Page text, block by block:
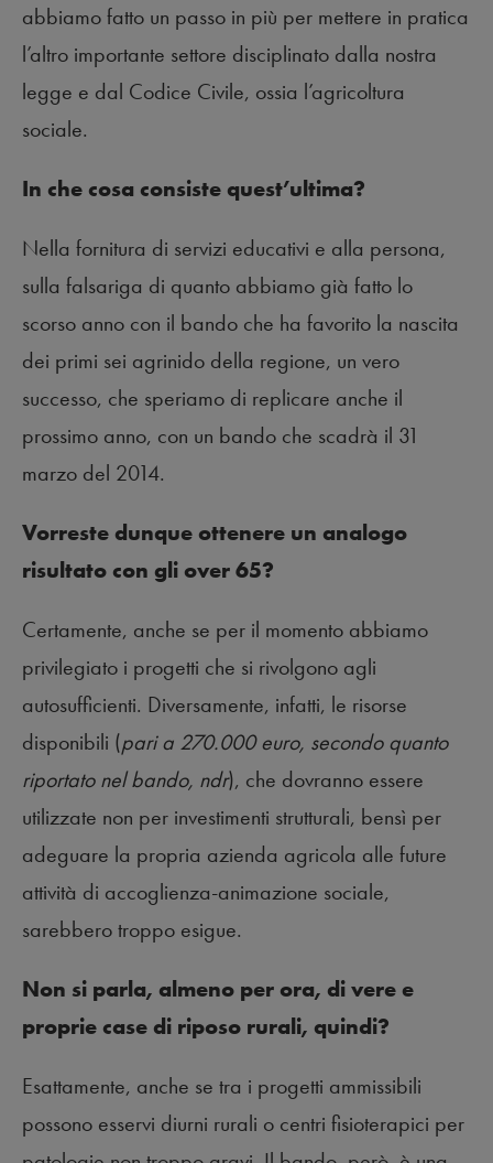
abbiamo fatto un passo in più per mettere in pratica
l’altro importante settore disciplinato dalla nostra
legge e dal Codice Civile, ossia l’agricoltura
sociale.
In che cosa consiste quest’ultima?
Nella fornitura di servizi educativi e alla persona,
sulla falsariga di quanto abbiamo già fatto lo
scorso anno con il bando che ha favorito la nascita
dei primi sei agrinido della regione, un vero
successo, che speriamo di replicare anche il
prossimo anno, con un bando che scadrà il 31
marzo del 2014.
Vorreste dunque ottenere un analogo
risultato con gli over 65?
Certamente, anche se per il momento abbiamo
privilegiato i progetti che si rivolgono agli
autosufficienti. Diversamente, infatti, le risorse
disponibili (pari a 270.000 euro, secondo quanto
riportato nel bando, ndr), che dovranno essere
utilizzate non per investimenti strutturali, bensì per
adeguare la propria azienda agricola alle future
attività di accoglienza-animazione sociale,
sarebbero troppo esigue.
Non si parla, almeno per ora, di vere e
proprie case di riposo rurali, quindi?
Esattamente, anche se tra i progetti ammissibili
possono esservi diurni rurali o centri fisioterapici per